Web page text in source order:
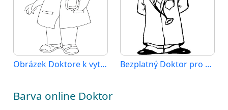
Obrázek Doktore k vytištění Bezplatný Doktor pro děti
Barva online Doktor